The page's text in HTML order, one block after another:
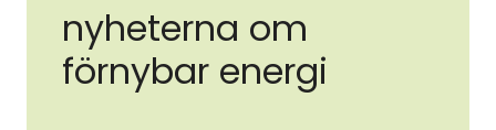
nyheterna om
förnybar energi